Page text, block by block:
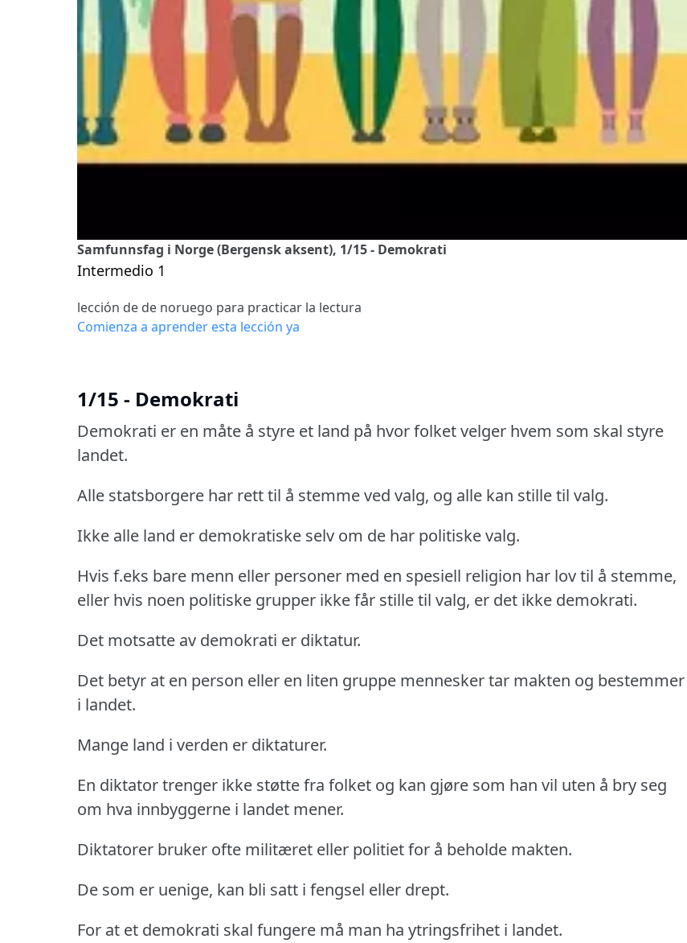
Samfunnsfag i Norge (Bergensk aksent), 1/15 - Demokrati
Intermedio 1
lección de de noruego para practicar la lectura
Comienza a aprender esta lección ya
1/15 - Demokrati
Demokrati er en måte å styre et land på hvor folket velger hvem som skal styre
landet.
Alle statsborgere har rett til å stemme ved valg, og alle kan stille til valg.
Ikke alle land er demokratiske selv om de har politiske valg.
Hvis f.eks bare menn eller personer med en spesiell religion har lov til å stemme,
eller hvis noen politiske grupper ikke får stille til valg, er det ikke demokrati.
Det motsatte av demokrati er diktatur.
Det betyr at en person eller en liten gruppe mennesker tar makten og bestemmer
i landet.
Mange land i verden er diktaturer.
En diktator trenger ikke støtte fra folket og kan gjøre som han vil uten å bry seg
om hva innbyggerne i landet mener.
Diktatorer bruker ofte militæret eller politiet for å beholde makten.
De som er uenige, kan bli satt i fengsel eller drept.
For at et demokrati skal fungere må man ha ytringsfrihet i landet.